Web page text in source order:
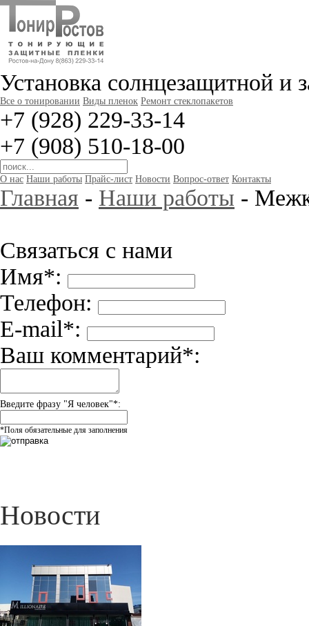
Установка солнцезащитной и
Все о тонировании Виды пленок Ремонт стеклопакетов
+7 (928) 229-33-14
+7 (908) 510-18-00
О нас Наши работы Прайс-лист Новости Вопрос-ответ Контакты
Главная - Наши работы -
Связаться с нами
Имя*:
Телефон:
E-mail*:
Ваш комментарий*:
Введите фразу "Я человек"*:
*Поля обязательные для заполнения
Новости